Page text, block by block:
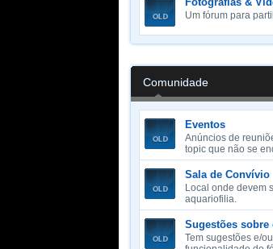
Um fórum para
Comunidade
Eventos
Anúncios de
topic que não se
Sala de Convívio
Local onde devem
aquariofilia.
Sugestões sobre
Tem sugestões e/